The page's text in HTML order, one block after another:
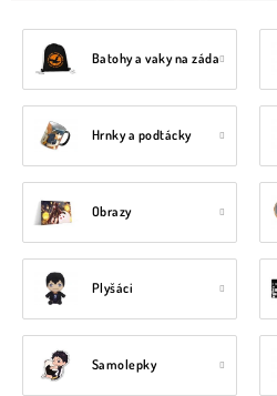
Batohy a vaky na záda
Hrnky a podtácky
Obrazy
Plyšáci
Samolepky